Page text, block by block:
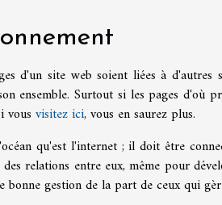
d'un site web soient liées à d'autres
ensemble. Surtout si les pages d'où
vous visitez ici, vous en saurez plus.
qu'est l'internet ; il doit être
relations entre eux, même pour
gestion de la part de ceux qui